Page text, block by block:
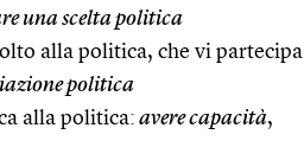
una scelta politica
alla politica, che vi partecipa
politica
alla politica: avere capacità,